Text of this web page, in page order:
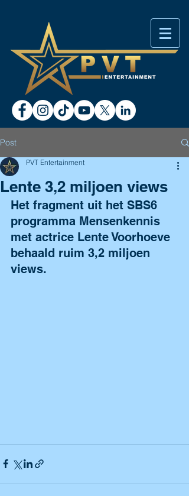
Post
Lente 3,2 miljoen views
PVT Entertainment
Het fragment uit het SBS6
programma Mensenkennis
met actrice Lente Voorhoeve
behaald ruim 3,2 miljoen
views.